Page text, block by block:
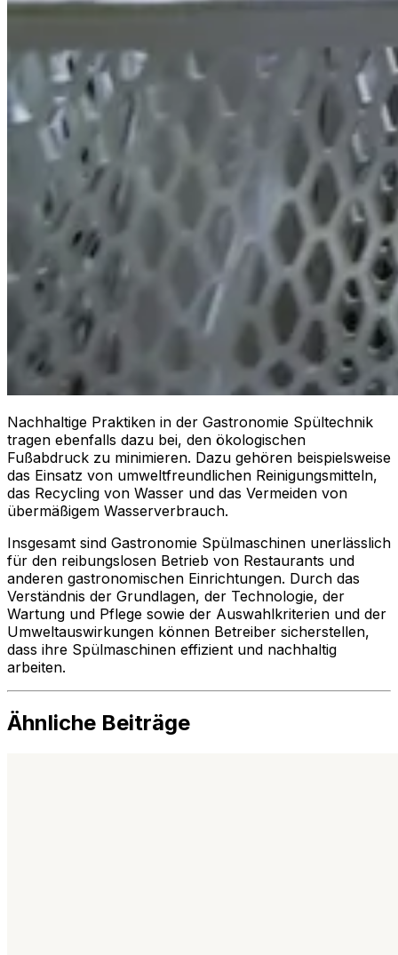
Nachhaltige Praktiken in der Gastronomie Spültechnik
tragen ebenfalls dazu bei, den ökologischen
Fußabdruck zu minimieren. Dazu gehören beispielsweise
das Einsatz von umweltfreundlichen Reinigungsmitteln,
das Recycling von Wasser und das Vermeiden von
übermäßigem Wasserverbrauch.
Insgesamt sind Gastronomie Spülmaschinen unerlässlich
für den reibungslosen Betrieb von Restaurants und
anderen gastronomischen Einrichtungen. Durch das
Verständnis der Grundlagen, der Technologie, der
Wartung und Pflege sowie der Auswahlkriterien und der
Umweltauswirkungen können Betreiber sicherstellen,
dass ihre Spülmaschinen effizient und nachhaltig
arbeiten.
Ähnliche Beiträge